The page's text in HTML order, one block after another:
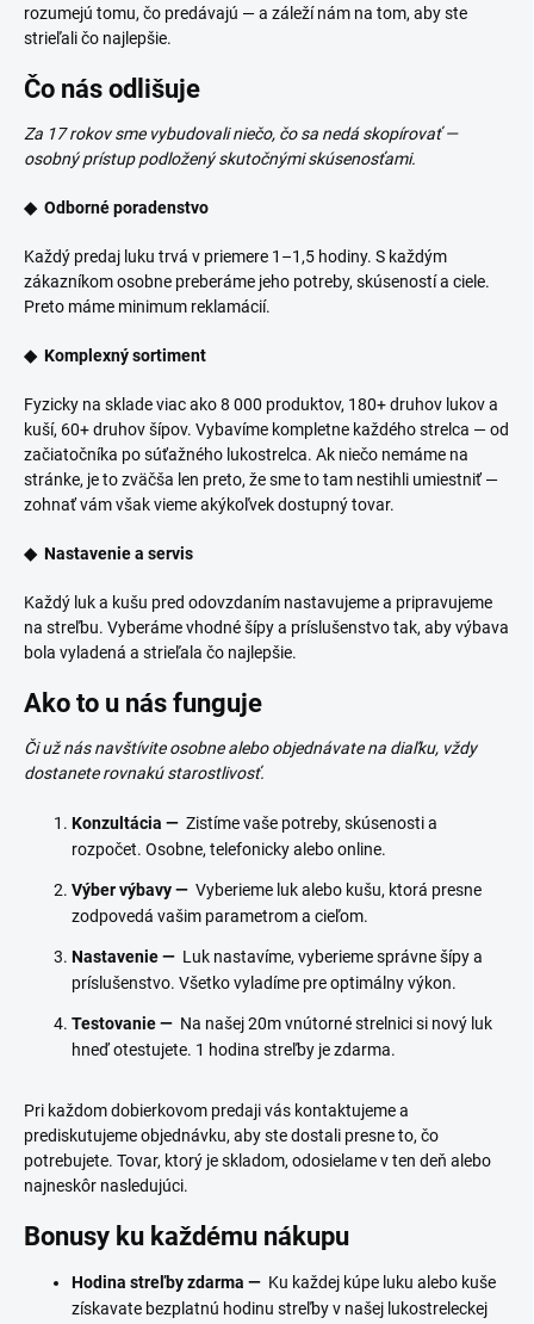
rozumejú tomu, čo predávajú — a záleží nám na tom, aby ste
strieľali čo najlepšie.
Čo nás odlišuje
Za 17 rokov sme vybudovali niečo, čo sa nedá skopírovať —
osobný prístup podložený skutočnými skúsenosťami.
◆ Odborné poradenstvo
Každý predaj luku trvá v priemere 1–1,5 hodiny. S každým
zákazníkom osobne preberáme jeho potreby, skúseností a ciele.
Preto máme minimum reklamácií.
◆ Komplexný sortiment
Fyzicky na sklade viac ako 8 000 produktov, 180+ druhov lukov a
kuší, 60+ druhov šípov. Vybavíme kompletne každého strelca — od
začiatočníka po súťažného lukostrelca. Ak niečo nemáme na
stránke, je to zväčša len preto, že sme to tam nestihli umiestniť —
zohnať vám však vieme akýkoľvek dostupný tovar.
◆ Nastavenie a servis
Každý luk a kušu pred odovzdaním nastavujeme a pripravujeme
na streľbu. Vyberáme vhodné šípy a príslušenstvo tak, aby výbava
bola vyladená a strieľala čo najlepšie.
Ako to u nás funguje
Či už nás navštívite osobne alebo objednávate na diaľku, vždy
dostanete rovnakú starostlivosť.
Konzultácia — Zistíme vaše potreby, skúsenosti a
rozpočet. Osobne, telefonicky alebo online.
Výber výbavy — Vyberieme luk alebo kušu, ktorá presne
zodpovedá vašim parametrom a cieľom.
Nastavenie — Luk nastavíme, vyberieme správne šípy a
príslušenstvo. Všetko vyladíme pre optimálny výkon.
Testovanie — Na našej 20m vnútorné strelnici si nový luk
hneď otestujete. 1 hodina streľby je zdarma.
Pri každom dobierkovom predaji vás kontaktujeme a
prediskutujeme objednávku, aby ste dostali presne to, čo
potrebujete. Tovar, ktorý je skladom, odosielame v ten deň alebo
najneskôr nasledujúci.
Bonusy ku každému nákupu
Hodina streľby zdarma — Ku každej kúpe luku alebo kuše
získavate bezplatnú hodinu streľby v našej lukostreleckej